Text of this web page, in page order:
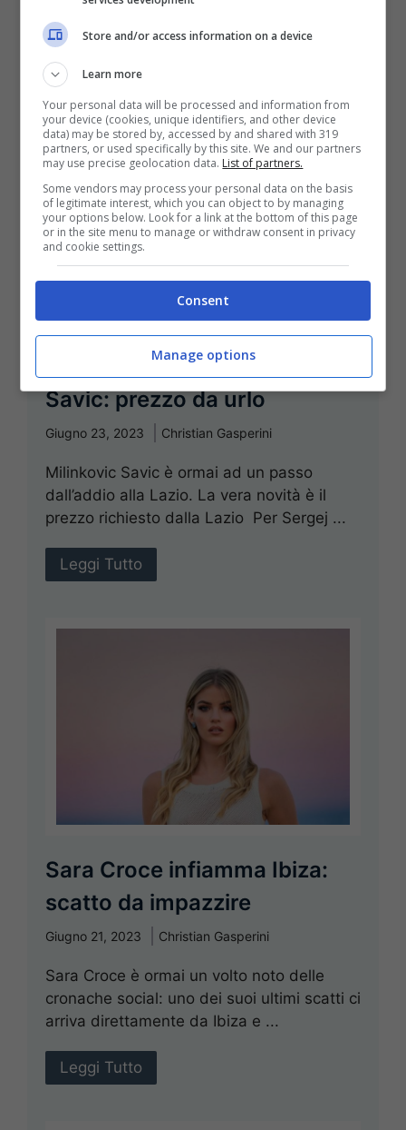
Giugno 30, 2023
Il Paris Saint Germain si appresta a vivere
un estate di fuoco, sia per quanto riguarda
le possibili entrate che le ...
Leggi Tutto
Super sconto per Milinkovic
Savic: prezzo da urlo
Giugno 23, 2023 Christian Gasperini
Milinkovic Savic è ormai ad un passo
dall’addio alla Lazio. La vera novità è il
prezzo richiesto dalla Lazio Per Sergej ...
Leggi Tutto
Sara Croce infiamma Ibiza:
scatto da impazzire
Giugno 21, 2023 Christian Gasperini
Sara Croce è ormai un volto noto delle
cronache social: uno dei suoi ultimi scatti ci
arriva direttamente da Ibiza e ...
Leggi Tutto
Store and/or access information on a device
Learn more
Your personal data will be processed and information from
your device (cookies, unique identifiers, and other device
data) may be stored by, accessed by and shared with 319
partners, or used specifically by this site. We and our partners
may use precise geolocation data. List of partners.
Some vendors may process your personal data on the basis
of legitimate interest, which you can object to by managing
your options below. Look for a link at the bottom of this page
or in the site menu to manage or withdraw consent in privacy
and cookie settings.
Consent
Manage options